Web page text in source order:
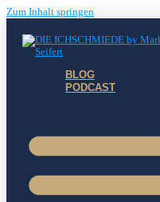
Zum Inhalt springen
BLOG
PODCAST